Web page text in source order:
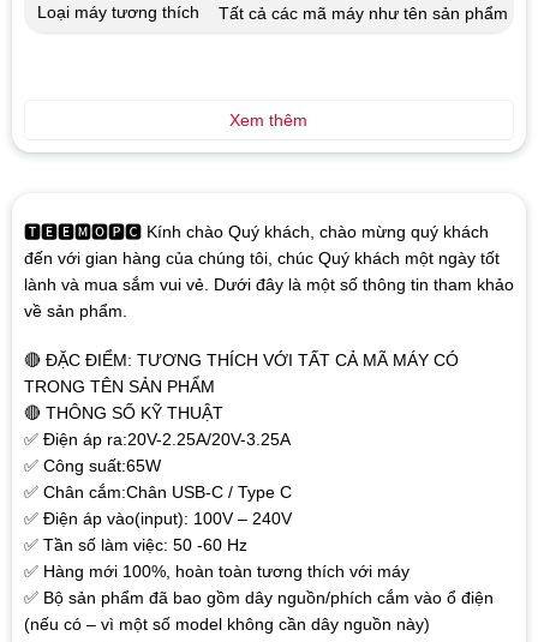
🆃🅴🅴🅼🅾🅿🅲 Kính chào Quý khách, chào mừng quý khách
đến với gian hàng của chúng tôi, chúc Quý khách một ngày tốt
lành và mua sắm vui vẻ. Dưới đây là một số thông tin tham khảo
về sản phẩm.
🔴 ĐẶC ĐIỂM: TƯƠNG THÍCH VỚI TẤT CẢ MÃ MÁY CÓ
TRONG TÊN SẢN PHẨM
🔴 THÔNG SỐ KỸ THUẬT
✅ Điện áp ra:20V-2.25A/20V-3.25A
✅ Công suất:65W
✅ Chân cắm:Chân USB-C / Type C
✅ Điện áp vào(input): 100V – 240V
✅ Tần số làm việc: 50 -60 Hz
✅ Hàng mới 100%, hoàn toàn tương thích với máy
✅ Bộ sản phẩm đã bao gồm dây nguồn/phích cắm vào ổ điện
(nếu có – vì một số model không cần dây nguồn này)
Loại máy tương thích Tất cả các mã máy như tên sản phẩm
Xem thêm